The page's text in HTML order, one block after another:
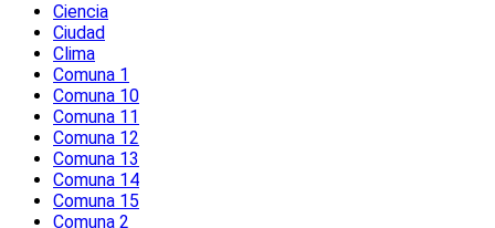
Ciencia
Ciudad
Clima
Comuna 1
Comuna 10
Comuna 11
Comuna 12
Comuna 13
Comuna 14
Comuna 15
Comuna 2